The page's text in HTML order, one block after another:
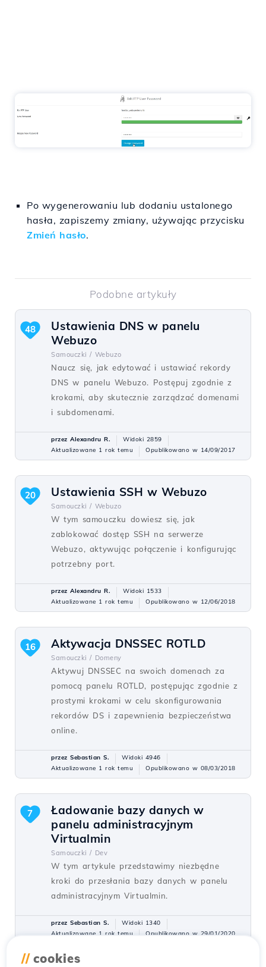
Po wygenerowaniu lub dodaniu ustalonego
hasła, zapiszemy zmiany, używając przycisku
Zmień hasło.
Podobne artykuły
Ustawienia DNS w panelu
Webuzo
Samouczki / Webuzo
Naucz się, jak edytować i ustawiać rekordy
DNS w panelu Webuzo. Postępuj zgodnie z
krokami, aby skutecznie zarządzać domenami
i subdomenami.
48
przez Alexandru R.
Widoki 2859
Aktualizowane 1 rok temu
Opublikowano w 14/09/2017
Ustawienia SSH w Webuzo
Samouczki / Webuzo
W tym samouczku dowiesz się, jak
zablokować dostęp SSH na serwerze
Webuzo, aktywując połączenie i konfigurując
potrzebny port.
20
przez Alexandru R.
Widoki 1533
Aktualizowane 1 rok temu
Opublikowano w 12/06/2018
Aktywacja DNSSEC ROTLD
Samouczki / Domeny
Aktywuj DNSSEC na swoich domenach za
pomocą panelu ROTLD, postępując zgodnie z
prostymi krokami w celu skonfigurowania
rekordów DS i zapewnienia bezpieczeństwa
online.
16
przez Sebastian S.
Widoki 4946
Aktualizowane 1 rok temu
Opublikowano w 08/03/2018
Ładowanie bazy danych w
panelu administracyjnym
Virtualmin
Samouczki / Dev
W tym artykule przedstawimy niezbędne
kroki do przesłania bazy danych w panelu
administracyjnym Virtualmin.
7
przez Sebastian S.
Widoki 1340
Aktualizowane 1 rok temu
Opublikowano w 29/01/2020
// cookies